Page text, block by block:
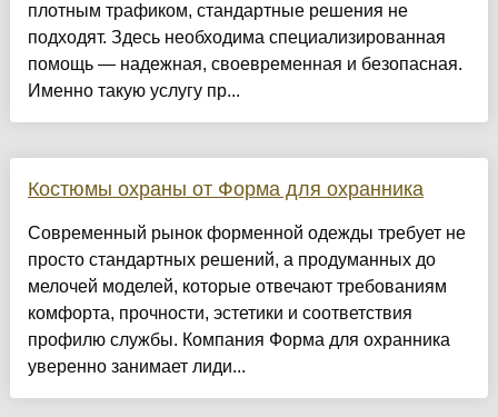
плотным трафиком, стандартные решения не
подходят. Здесь необходима специализированная
помощь — надежная, своевременная и безопасная.
Именно такую услугу пр...
Костюмы охраны от Форма для охранника
Современный рынок форменной одежды требует не
просто стандартных решений, а продуманных до
мелочей моделей, которые отвечают требованиям
комфорта, прочности, эстетики и соответствия
профилю службы. Компания Форма для охранника
уверенно занимает лиди...